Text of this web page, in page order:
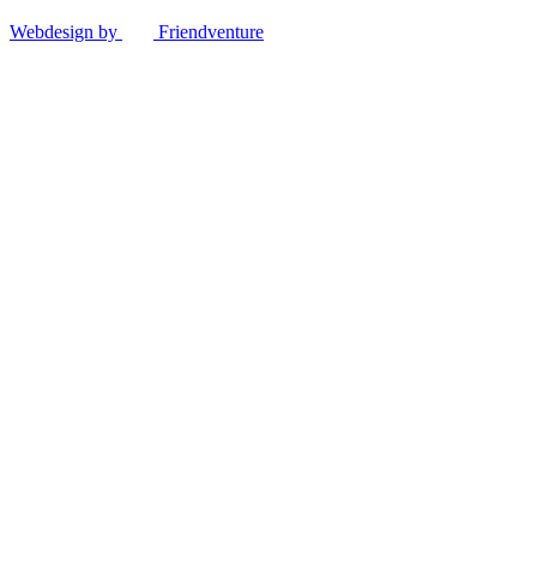
Webdesign by Friendventure